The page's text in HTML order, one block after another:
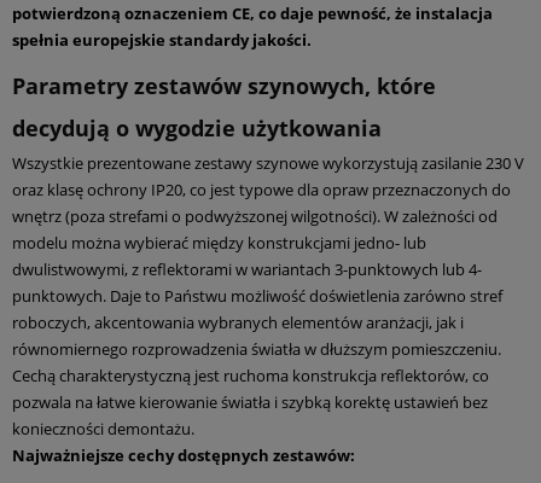
potwierdzoną oznaczeniem CE, co daje pewność, że instalacja
spełnia europejskie standardy jakości.
Parametry zestawów szynowych, które
decydują o wygodzie użytkowania
Wszystkie prezentowane zestawy szynowe wykorzystują zasilanie 230 V
oraz klasę ochrony IP20, co jest typowe dla opraw przeznaczonych do
wnętrz (poza strefami o podwyższonej wilgotności). W zależności od
modelu można wybierać między konstrukcjami jedno- lub
dwulistwowymi, z reflektorami w wariantach 3-punktowych lub 4-
punktowych. Daje to Państwu możliwość doświetlenia zarówno stref
roboczych, akcentowania wybranych elementów aranżacji, jak i
równomiernego rozprowadzenia światła w dłuższym pomieszczeniu.
Cechą charakterystyczną jest ruchoma konstrukcja reflektorów, co
pozwala na łatwe kierowanie światła i szybką korektę ustawień bez
konieczności demontażu.
Najważniejsze cechy dostępnych zestawów: